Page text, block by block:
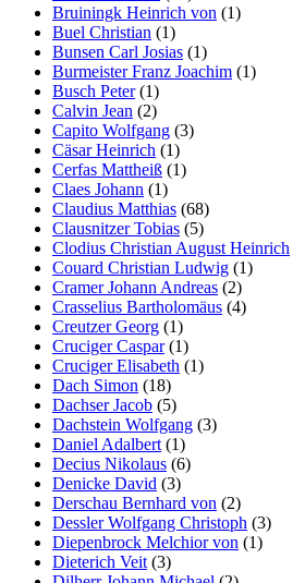
Bruiningk Heinrich von (1)
Buel Christian (1)
Bunsen Carl Josias (1)
Burmeister Franz Joachim (1)
Busch Peter(1)
Calvin Jean (2)
Capito Wolfgang (3)
Cäsar Heinrich (1)
Cerfas Mattheiß (1)
Claes Johann (1)
Claudius Matthias (68)
Clausnitzer Tobias (5)
Clodius Christian August Heinrich
Couard Christian Ludwig (1)
Cramer Johann Andreas (2)
Crasselius Bartholomäus (4)
Creutzer Georg (1)
Cruciger Caspar(1)
Cruciger Elisabeth (1)
Dach Simon (18)
Dachser Jacob (5)
Dachstein Wolfgang (3)
Daniel Adalbert (1)
Decius Nikolaus (6)
Denicke David (3)
Derschau Bernhard von (2)
Dessler Wolfgang Christoph (3)
Diepenbrock Melchior von (1)
Dieterich Veit (3)